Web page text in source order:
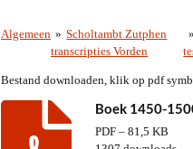
Algemeen » Scholtambt Zutphen
transcripties Vorden
»
Bestand downloaden, klik op pdf
Boek 1450-
PDF – 81,5 KB